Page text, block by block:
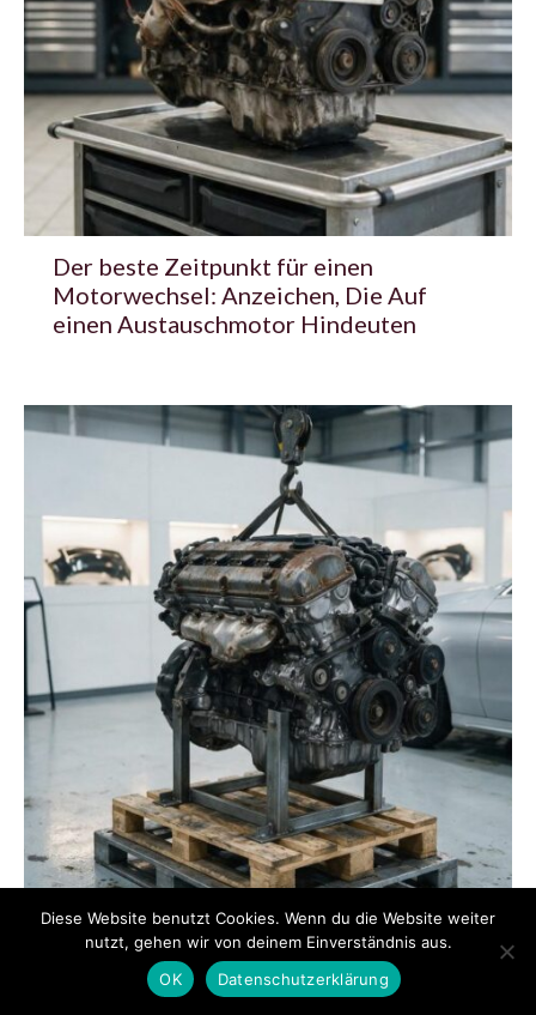
Der beste Zeitpunkt für einen
Motorwechsel: Anzeichen, Die Auf
einen Austauschmotor Hindeuten
Was macht einen guten Austauschmotor
aus? Die Kriterien im Mittelpunkt für
Fahrzeugbesitzer mit Motorschäden
Diese Website benutzt Cookies. Wenn du die Website weiter
nutzt, gehen wir von deinem Einverständnis aus.
OK
Datenschutzerklärung